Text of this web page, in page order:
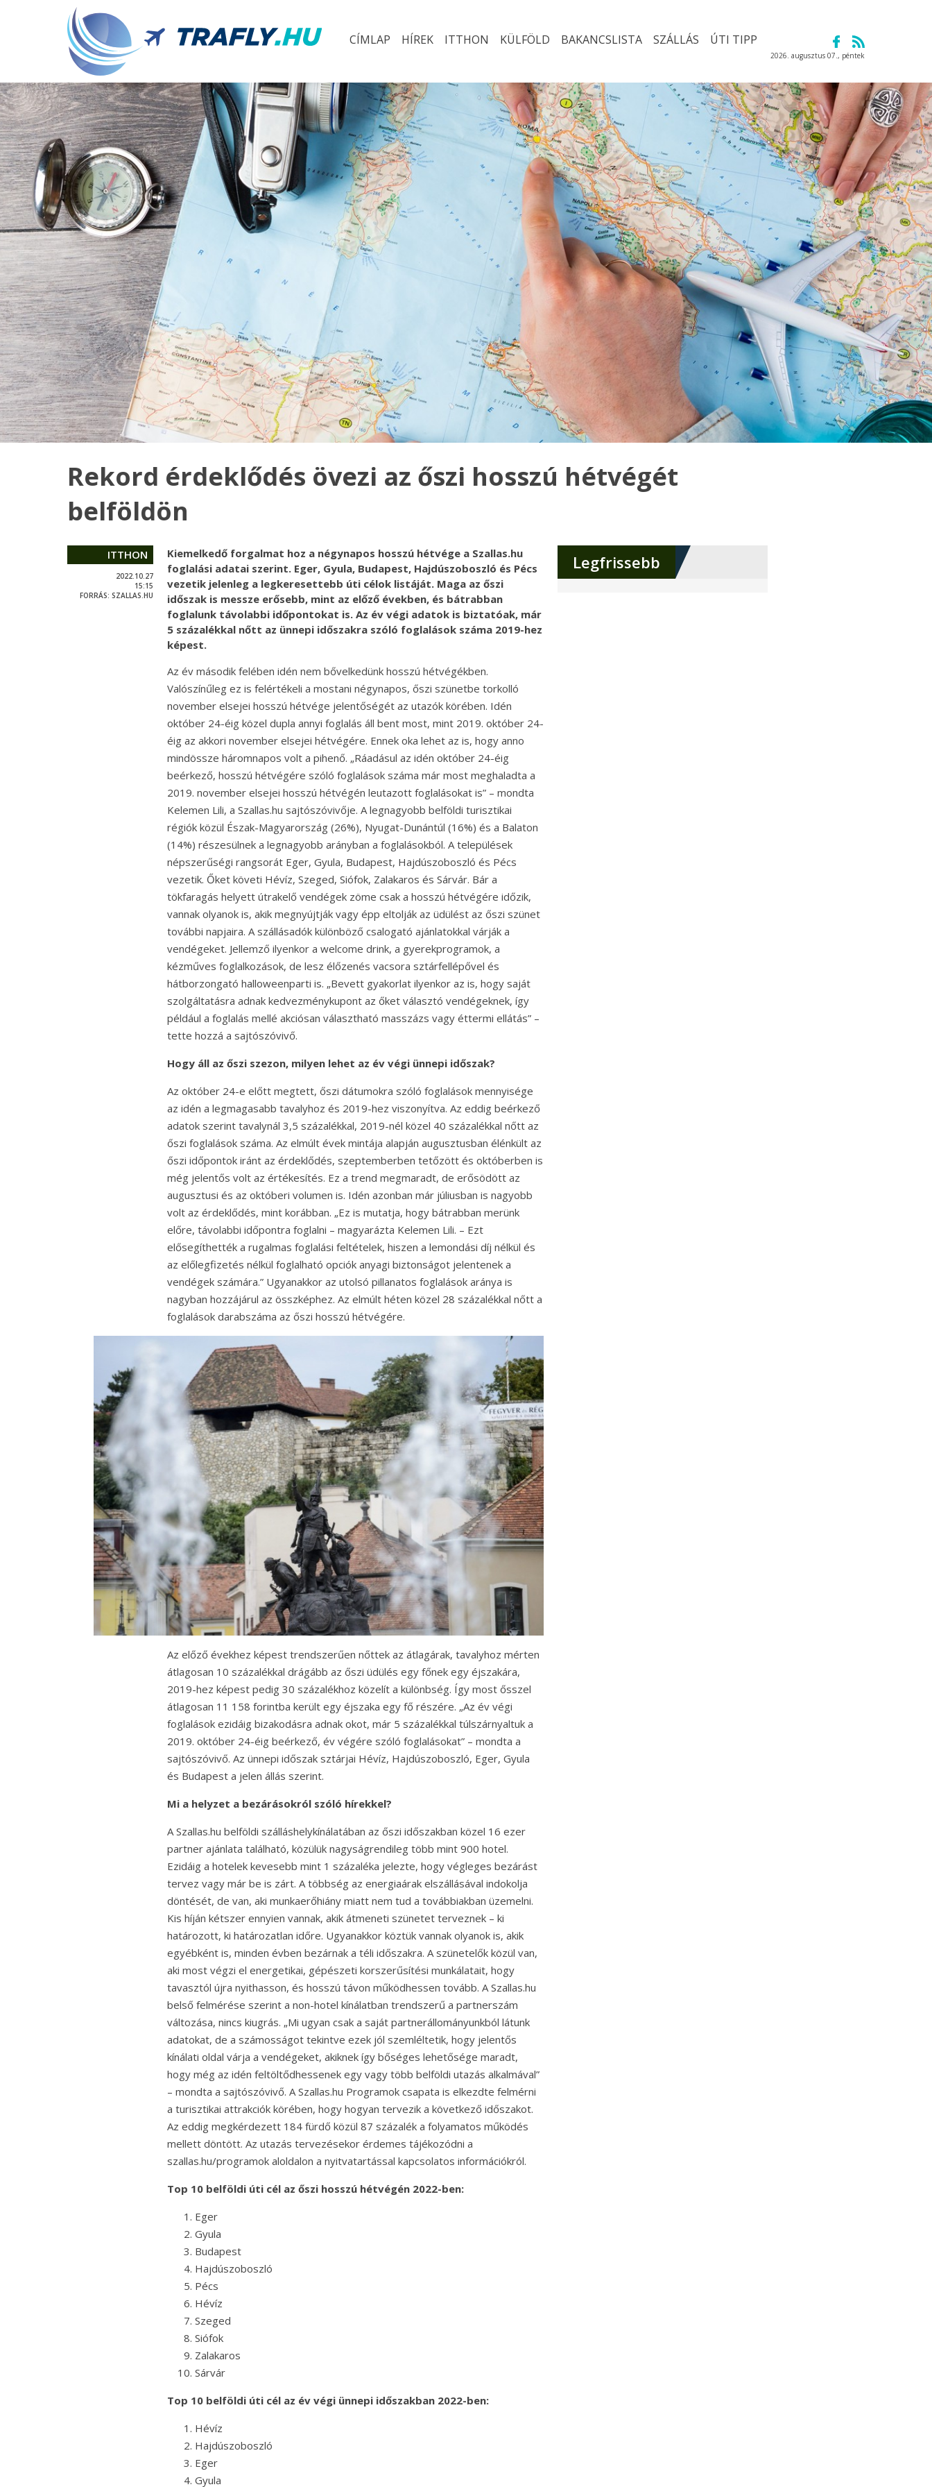
Rekord érdeklődés övezi az őszi hosszú hétvégét
belföldön
ITTHON
2022.10.27
15:15
FORRÁS: SZALLAS.HU
Kiemelkedő forgalmat hoz a négynapos hosszú hétvége a Szallas.hu
foglalási adatai szerint. Eger, Gyula, Budapest, Hajdúszoboszló és Pécs
vezetik jelenleg a legkeresettebb úti célok listáját. Maga az őszi
időszak is messze erősebb, mint az előző években, és bátrabban
foglalunk távolabbi időpontokat is. Az év végi adatok is biztatóak, már
5 százalékkal nőtt az ünnepi időszakra szóló foglalások száma 2019-hez
képest.
Az év második felében idén nem bővelkedünk hosszú hétvégékben.
Valószínűleg ez is felértékeli a mostani négynapos, őszi szünetbe torkolló
november elsejei hosszú hétvége jelentőségét az utazók körében. Idén
október 24-éig közel dupla annyi foglalás áll bent most, mint 2019. október 24-
éig az akkori november elsejei hétvégére. Ennek oka lehet az is, hogy anno
mindössze háromnapos volt a pihenő. „Ráadásul az idén október 24-éig
beérkező, hosszú hétvégére szóló foglalások száma már most meghaladta a
2019. november elsejei hosszú hétvégén leutazott foglalásokat is” – mondta
Kelemen Lili, a Szallas.hu sajtószóvivője. A legnagyobb belföldi turisztikai
régiók közül Észak-Magyarország (26%), Nyugat-Dunántúl (16%) és a Balaton
(14%) részesülnek a legnagyobb arányban a foglalásokból. A települések
népszerűségi rangsorát Eger, Gyula, Budapest, Hajdúszoboszló és Pécs
vezetik. Őket követi Hévíz, Szeged, Siófok, Zalakaros és Sárvár. Bár a
tökfaragás helyett útrakelő vendégek zöme csak a hosszú hétvégére időzik,
vannak olyanok is, akik megnyújtják vagy épp eltolják az üdülést az őszi szünet
további napjaira. A szállásadók különböző csalogató ajánlatokkal várják a
vendégeket. Jellemző ilyenkor a welcome drink, a gyerekprogramok, a
kézműves foglalkozások, de lesz élőzenés vacsora sztárfellépővel és
hátborzongató halloweenparti is. „Bevett gyakorlat ilyenkor az is, hogy saját
szolgáltatásra adnak kedvezménykupont az őket választó vendégeknek, így
például a foglalás mellé akciósan választható masszázs vagy éttermi ellátás” –
tette hozzá a sajtószóvivő.
Hogy áll az őszi szezon, milyen lehet az év végi ünnepi időszak?
Az október 24-e előtt megtett, őszi dátumokra szóló foglalások mennyisége
az idén a legmagasabb tavalyhoz és 2019-hez viszonyítva. Az eddig beérkező
adatok szerint tavalynál 3,5 százalékkal, 2019-nél közel 40 százalékkal nőtt az
őszi foglalások száma. Az elmúlt évek mintája alapján augusztusban élénkült az
őszi időpontok iránt az érdeklődés, szeptemberben tetőzött és októberben is
még jelentős volt az értékesítés. Ez a trend megmaradt, de erősödött az
augusztusi és az októberi volumen is. Idén azonban már júliusban is nagyobb
volt az érdeklődés, mint korábban. „Ez is mutatja, hogy bátrabban merünk
előre, távolabbi időpontra foglalni – magyarázta Kelemen Lili. – Ezt
elősegíthették a rugalmas foglalási feltételek, hiszen a lemondási díj nélkül és
az előlegfizetés nélkül foglalható opciók anyagi biztonságot jelentenek a
vendégek számára.” Ugyanakkor az utolsó pillanatos foglalások aránya is
nagyban hozzájárul az összképhez. Az elmúlt héten közel 28 százalékkal nőtt a
foglalások darabszáma az őszi hosszú hétvégére.
Az előző évekhez képest trendszerűen nőttek az átlagárak, tavalyhoz mérten
átlagosan 10 százalékkal drágább az őszi üdülés egy főnek egy éjszakára,
2019-hez képest pedig 30 százalékhoz közelít a különbség. Így most ősszel
átlagosan 11 158 forintba került egy éjszaka egy fő részére. „Az év végi
foglalások ezidáig bizakodásra adnak okot, már 5 százalékkal túlszárnyaltuk a
2019. október 24-éig beérkező, év végére szóló foglalásokat” – mondta a
sajtószóvivő. Az ünnepi időszak sztárjai Hévíz, Hajdúszoboszló, Eger, Gyula
és Budapest a jelen állás szerint.
Mi a helyzet a bezárásokról szóló hírekkel?
A Szallas.hu belföldi szálláshelykínálatában az őszi időszakban közel 16 ezer
partner ajánlata található, közülük nagyságrendileg több mint 900 hotel.
Ezidáig a hotelek kevesebb mint 1 százaléka jelezte, hogy végleges bezárást
tervez vagy már be is zárt. A többség az energiaárak elszállásával indokolja
döntését, de van, aki munkaerőhiány miatt nem tud a továbbiakban üzemelni.
Kis híján kétszer ennyien vannak, akik átmeneti szünetet terveznek – ki
határozott, ki határozatlan időre. Ugyanakkor köztük vannak olyanok is, akik
egyébként is, minden évben bezárnak a téli időszakra. A szünetelők közül van,
aki most végzi el energetikai, gépészeti korszerűsítési munkálatait, hogy
tavasztól újra nyithasson, és hosszú távon működhessen tovább. A Szallas.hu
belső felmérése szerint a non-hotel kínálatban trendszerű a partnerszám
változása, nincs kiugrás. „Mi ugyan csak a saját partnerállományunkból látunk
adatokat, de a számosságot tekintve ezek jól szemléltetik, hogy jelentős
kínálati oldal várja a vendégeket, akiknek így bőséges lehetősége maradt,
hogy még az idén feltöltődhessenek egy vagy több belföldi utazás alkalmával”
– mondta a sajtószóvivő. A Szallas.hu Programok csapata is elkezdte felmérni
a turisztikai attrakciók körében, hogy hogyan tervezik a következő időszakot.
Az eddig megkérdezett 184 fürdő közül 87 százalék a folyamatos működés
mellett döntött. Az utazás tervezésekor érdemes tájékozódni a
szallas.hu/programok aloldalon a nyitvatartással kapcsolatos információkról.
Top 10 belföldi úti cél az őszi hosszú hétvégén 2022-ben:
Eger
Gyula
Budapest
Hajdúszoboszló
Pécs
Hévíz
Szeged
Siófok
Zalakaros
Sárvár
Top 10 belföldi úti cél az év végi ünnepi időszakban 2022-ben:
Hévíz
Hajdúszoboszló
Eger
Gyula
Legfrissebb
CÍMLAP HÍREK ITTHON KÜLFÖLD BAKANCSLISTA SZÁLLÁS ÚTI TIPP
2026. augusztus 07., péntek